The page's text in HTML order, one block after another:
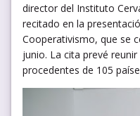
director del Instituto
recitado en la
Cooperativismo, que se
junio. La cita prevé
procedentes de 105